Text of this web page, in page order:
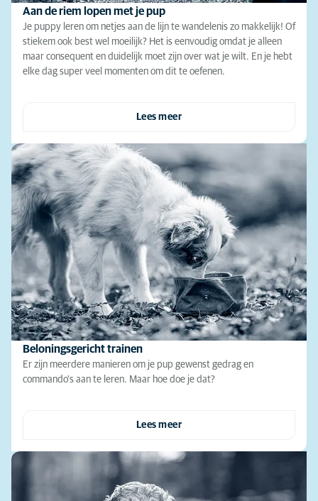
Aan de riem lopen met je pup
Je puppy leren om netjes aan de lijn te wandelenis zo makkelijk! Of
stiekem ook best wel moeilijk? Het is eenvoudig omdat je alleen
maar consequent en duidelijk moet zijn over wat je wilt. En je hebt
elke dag super veel momenten om dit te oefenen.
Lees meer
Beloningsgericht trainen
Er zijn meerdere manieren om je pup gewenst gedrag en
commando's aan te leren. Maar hoe doe je dat?
Lees meer